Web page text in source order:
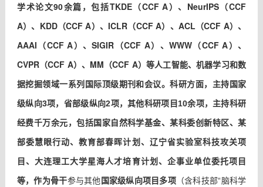
学术论文90余篇，包括TKDE（CCF A）、 NeurIPS（CCF
A）、 KDD（CCF A）、ICLR（CCF A）、 ACL（CCF A）、
AAAI（CCF A）、SIGIR（CCF A）、WWW（CCF A）、
CVPR（CCF A） 、 MM （CCF A）等人工智能、机器学习和数
据挖掘领域一系列国际顶级期刊和会议。科研方面，
主持国家
级纵向3项，省部级纵向2项，其他科研项目10余项，主持科研
经费千万余元，包括国家自然科学基金、某科委创新特区、某
部委慧眼行动、教育部春晖计划、辽宁省实验室科技攻关项
目、大连理工大学星海人才培育计划、 企事业单位委托项目
等，作为骨干参与其他国家级纵向项目多项（含科技部“脑科学